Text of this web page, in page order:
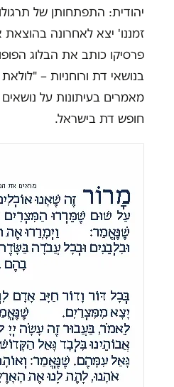
יהודית: התפתחותן של
זמננו' יצא לאחרונה בהוצאת
פרסיקו כותב את הבלוג
בנושאי דת ורוחניות –
מאמרים בעיתונות על
חופש דת בישראל.